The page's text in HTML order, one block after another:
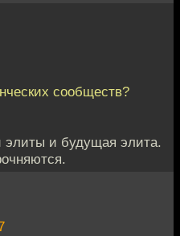
сообществ?
элиты и будущая элита.